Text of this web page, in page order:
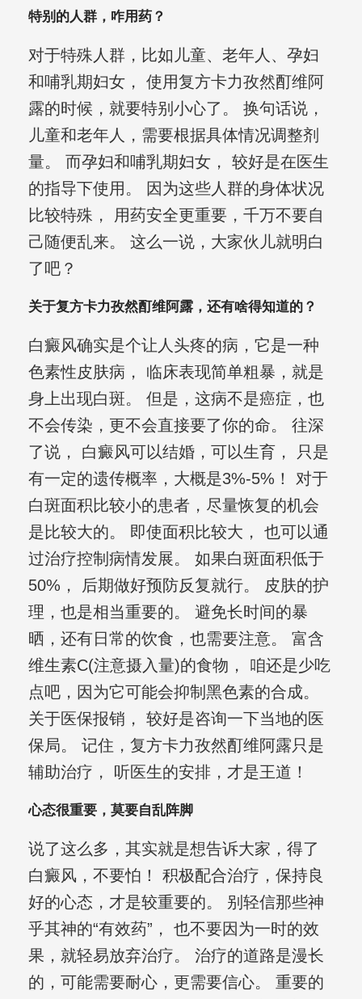
特别的人群，咋用药？
对于特殊人群，比如儿童、老年人、孕妇
和哺乳期妇女， 使用复方卡力孜然酊维阿
露的时候，就要特别小心了。 换句话说，
儿童和老年人，需要根据具体情况调整剂
量。 而孕妇和哺乳期妇女， 较好是在医生
的指导下使用。 因为这些人群的身体状况
比较特殊， 用药安全更重要，千万不要自
己随便乱来。 这么一说，大家伙儿就明白
了吧？
关于复方卡力孜然酊维阿露，还有啥得知道的？
白癜风确实是个让人头疼的病，它是一种
色素性皮肤病， 临床表现简单粗暴，就是
身上出现白斑。 但是，这病不是癌症，也
不会传染，更不会直接要了你的命。 往深
了说， 白癜风可以结婚，可以生育， 只是
有一定的遗传概率，大概是3%-5%！ 对于
白斑面积比较小的患者，尽量恢复的机会
是比较大的。 即使面积比较大， 也可以通
过治疗控制病情发展。 如果白斑面积低于
50%， 后期做好预防反复就行。 皮肤的护
理，也是相当重要的。 避免长时间的暴
晒，还有日常的饮食，也需要注意。 富含
维生素C(注意摄入量)的食物， 咱还是少吃
点吧，因为它可能会抑制黑色素的合成。
关于医保报销， 较好是咨询一下当地的医
保局。 记住，复方卡力孜然酊维阿露只是
辅助治疗， 听医生的安排，才是王道！
心态很重要，莫要自乱阵脚
说了这么多，其实就是想告诉大家，得了
白癜风，不要怕！ 积极配合治疗，保持良
好的心态，才是较重要的。 别轻信那些神
乎其神的“有效药”， 也不要因为一时的效
果，就轻易放弃治疗。 治疗的道路是漫长
的，可能需要耐心，更需要信心。 重要的